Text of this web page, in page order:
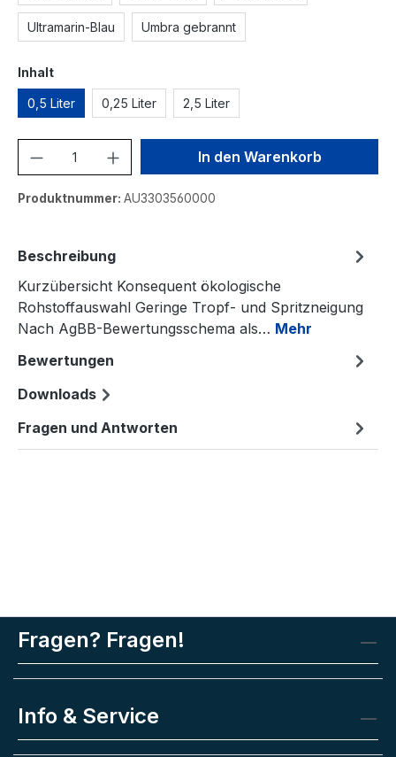
Ultramarin-Blau Umbra gebrannt
Inhaltauswählen
0,5 Liter 0,25 Liter 2,5 Liter
Produkt Anzahl: Gib denIn den Warenkorb
Produktnummer: AU3303560000
Beschreibung
Kurzübersicht Konsequent ökologische
Rohstoffauswahl Geringe Tropf- und Spritzneigung
Nach AgBB-Bewertungsschema als… Mehr
Bewertungen
Downloads
Fragen und Antworten
Fragen? Fragen!
Info & Service